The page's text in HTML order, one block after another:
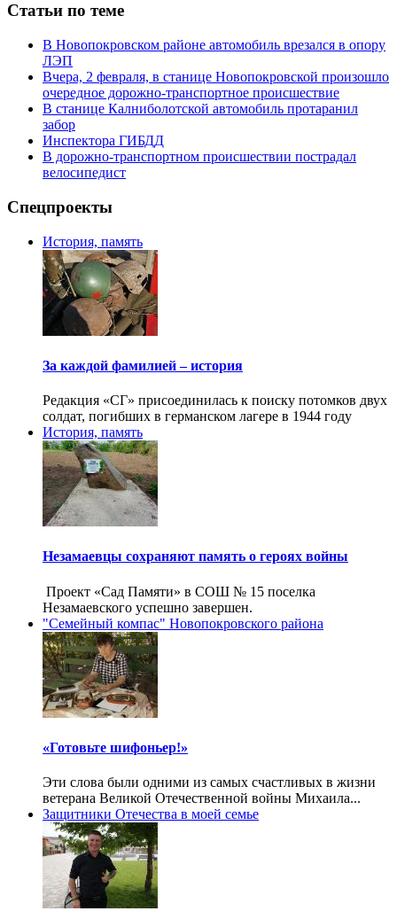
Статьи по теме
В Новопокровском районе автомобиль врезался в опору
ЛЭП
Вчера, 2 февраля, в станице Новопокровской произошло
очередное дорожно-транспортное происшествие
В станице Калниболотской автомобиль протаранил
забор
Инспектора ГИБДД
В дорожно-транспортном происшествии пострадал
велосипедист
Спецпроекты
История, память
За каждой фамилией – история
Редакция «СГ» присоединилась к поиску потомков двух
солдат, погибших в германском лагере в 1944 году
История, память
Незамаевцы сохраняют память о героях войны
Проект «Сад Памяти» в СОШ № 15 поселка
Незамаевского успешно завершен.
"Семейный компас" Новопокровского района
«Готовьте шифоньер!»
Эти слова были одними из самых счастливых в жизни
ветерана Великой Отечественной войны Михаила...
Защитники Отечества в моей семье